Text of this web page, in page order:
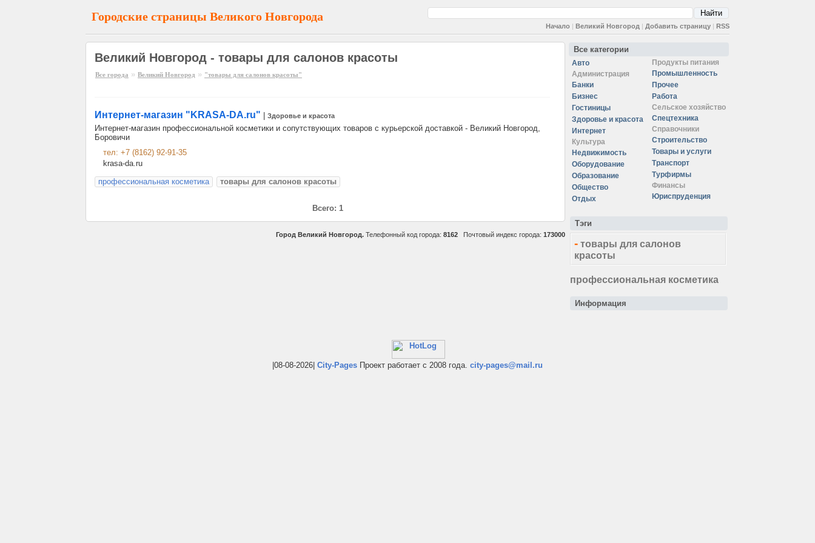
Городские страницы Великого Новгорода
Начало | Великий Новгород | Добавить страницу | RSS
Великий Новгород - товары для салонов красоты
Все города » Великий Новгород » "товары для салонов красоты"
Интернет-магазин "KRASA-DA.ru" Здоровье и красота
Интернет-магазин профессиональной косметики и сопутствующих товаров с курьерской доставкой - Великий Новгород,
Боровичи
тел: +7 (8162) 92-91-35
krasa-da.ru
профессиональная косметика
товары для салонов красоты
Всего: 1
Город Великий Новгород. Телефонный код города: 8162 Почтовый индекс города: 173000
Все категории
Авто
Администрация
Банки
Бизнес
Гостиницы
Здоровье и красота
Интернет
Культура
Недвижимость
Оборудование
Образование
Общество
Отдых
Продукты питания
Промышленность
Прочее
Работа
Сельское хозяйство
Спецтехника
Справочники
Строительство
Товары и услуги
Транспорт
Турфирмы
Финансы
Юриспруденция
Тэги
- товары для салонов
красоты
профессиональная косметика
Информация
|08-08-2026| City-Pages Проект работает с 2008 года. city-pages@mail.ru